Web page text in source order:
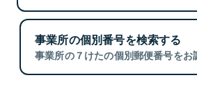
事業所の個別番号を検索する
事業所の７けたの個別郵便番号をお